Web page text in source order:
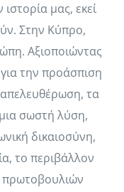
ιστορία μας, εκεί
Στην Κύπρο,
Αξιοποιώντας
την προάσπιση
τα
σωστή λύση,
δικαιοσύνη,
το περιβάλλον
πρωτοβουλιών